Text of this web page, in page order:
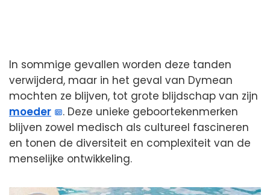
In sommige gevallen worden deze tanden
verwijderd, maar in het geval van Dymean
mochten ze blijven, tot grote blijdschap van zijn
moeder
. Deze unieke geboortekenmerken
blijven zowel medisch als cultureel fascineren
en tonen de diversiteit en complexiteit van de
menselijke ontwikkeling.